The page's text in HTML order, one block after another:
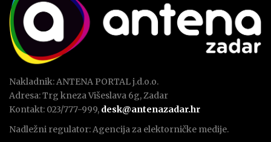
Nakladnik: ANTENA PORTAL j.d.o.o.
Adresa: Trg kneza Višeslava 6g, Zadar
Kontakt: 023/777-999, desk@antenazadar.hr
Nadležni regulator: Agencija za elektorničke medije.